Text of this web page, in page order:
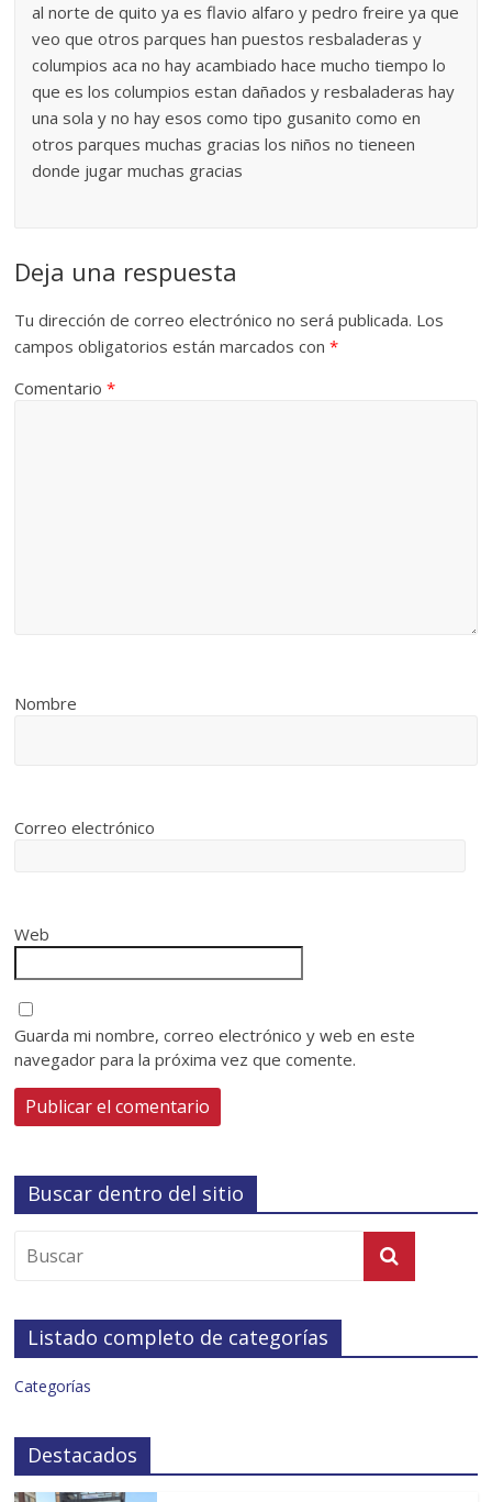
al norte de quito ya es flavio alfaro y pedro freire ya que
veo que otros parques han puestos resbaladeras y
columpios aca no hay acambiado hace mucho tiempo lo
que es los columpios estan dañados y resbaladeras hay
una sola y no hay esos como tipo gusanito como en
otros parques muchas gracias los niños no tieneen
donde jugar muchas gracias
Deja una respuesta
Tu dirección de correo electrónico no será publicada. Los
campos obligatorios están marcados con*
Comentario*
Nombre
Correo electrónico
Web
Guarda mi nombre, correo electrónico y web en este
navegador para la próxima vez que comente.
Buscar dentro del sitio
Listado completo de categorías
Categorías
Destacados